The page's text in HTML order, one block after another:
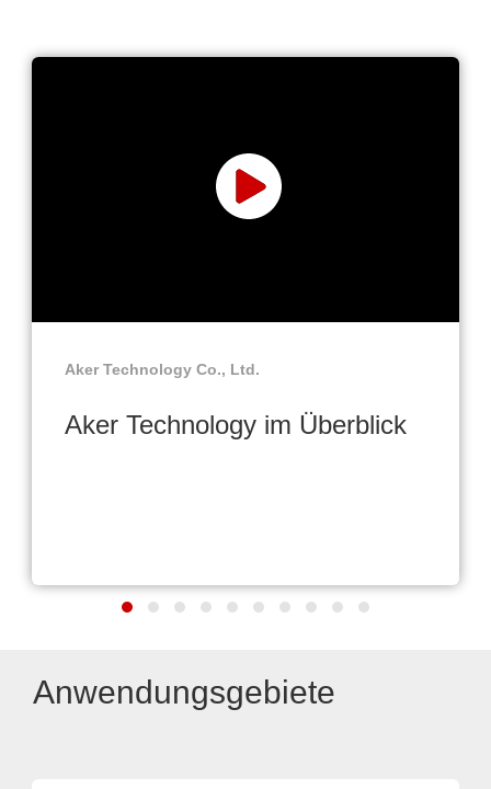
Aker Technology Co., Ltd.
Aker Technology im Überblick
Anwendungsgebiete